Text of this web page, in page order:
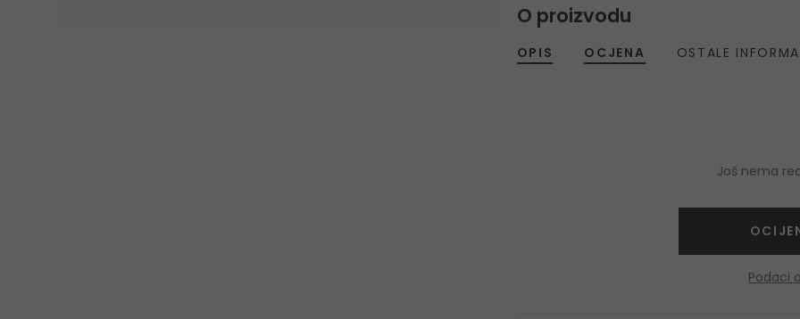
O proizvodu
OPIS OCJENA
Još nema
Podaci
OSTALE